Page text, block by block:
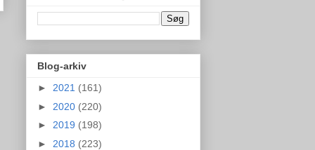
Blog-arkiv
► 2021 (161)
► 2020 (220)
► 2019 (198)
► 2018 (223)